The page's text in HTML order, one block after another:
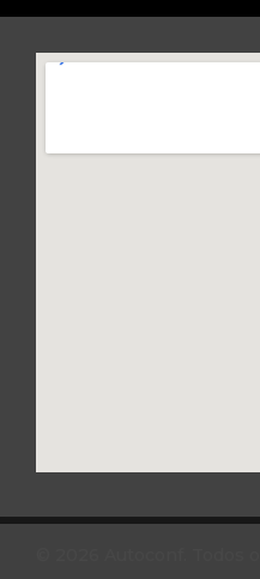
© 2026 Autoconf. Todos